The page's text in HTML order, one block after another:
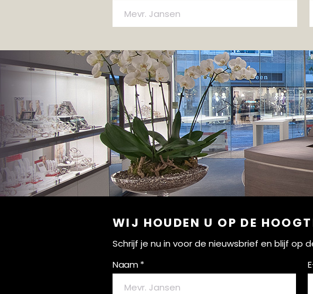
WIJ HOUDEN U OP DE
Schrijf je nu in voor de nieuwsbrief en blijf
Naam *